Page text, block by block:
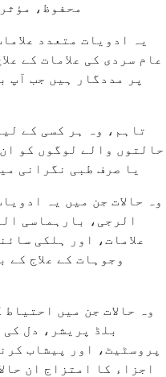
محفوظ،
یہ ادویات متعدد
عام سردی کی علامات کے
پر مددگار ہیں جب آپ
تاہم، وہ ہر کسی کے
حالتوں والے لوگوں کو
یا صرف طبی نگرانی
وہ حالات جن میں یہ
الرجی، بارہماسی
علامات، اور ہلکی
وجوہات کے علاج کے
وہ حالات جن میں
بلڈ پریشر، دل
پروسٹیٹ، اور پیشاب
اجزاء کا امتزاج ان